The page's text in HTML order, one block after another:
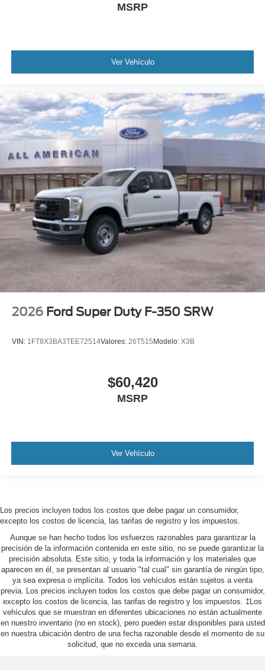
MSRP
Ver Vehículo
2026 Ford Super Duty F-350 SRW
VIN: 1FT8X3BA3TEE72514Valores: 26T515Modelo: X3B
$60,420
MSRP
Ver Vehículo
Los precios incluyen todos los costos que debe pagar un consumidor,
excepto los costos de licencia, las tarifas de registro y los impuestos.
Aunque se han hecho todos los esfuerzos razonables para garantizar la
precisión de la información contenida en este sitio, no se puede garantizar la
precisión absoluta. Este sitio, y toda la información y los materiales que
aparecen en él, se presentan al usuario "tal cual" sin garantía de ningún tipo,
ya sea expresa o implícita. Todos los vehículos están sujetos a venta
previa. Los precios incluyen todos los costos que debe pagar un consumidor,
excepto los costos de licencia, las tarifas de registro y los impuestos. ‡Los
vehículos que se muestran en diferentes ubicaciones no están actualmente
en nuestro inventario (no en stock), pero pueden estar disponibles para usted
en nuestra ubicación dentro de una fecha razonable desde el momento de su
solicitud, que no exceda una semana.